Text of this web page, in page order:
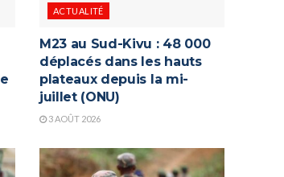
ACTUALITÉ
M23 au Sud-Kivu : 48 000
déplacés dans les hauts
plateaux depuis la mi-
juillet (ONU)
3 AOÛT 2026